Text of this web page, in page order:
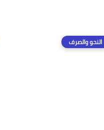
النحو والصرف